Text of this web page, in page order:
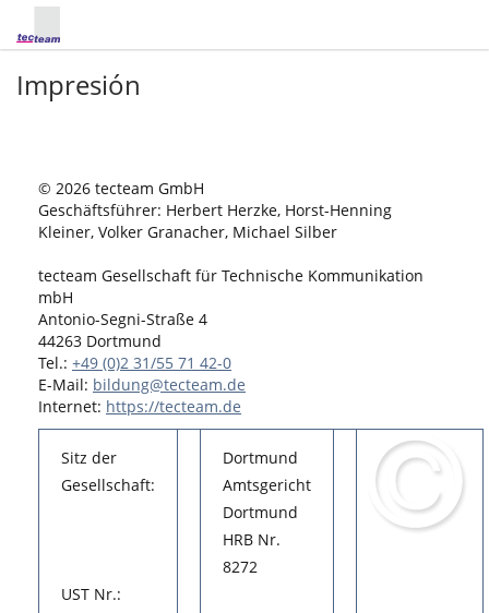
Impresión
© 2026 tecteam GmbH
Geschäftsführer: Herbert Herzke, Horst-Henning
Kleiner, Volker Granacher, Michael Silber
tecteam Gesellschaft für Technische Kommunikation
mbH
Antonio-Segni-Straße 4
44263 Dortmund
Tel.: +49 (0)2 31/55 71 42-0
E-Mail: bildung@tecteam.de
Internet: https://tecteam.de
Sitz der
Gesellschaft:
UST Nr.:
Dortmund
Amtsgericht
Dortmund
HRB Nr.
8272